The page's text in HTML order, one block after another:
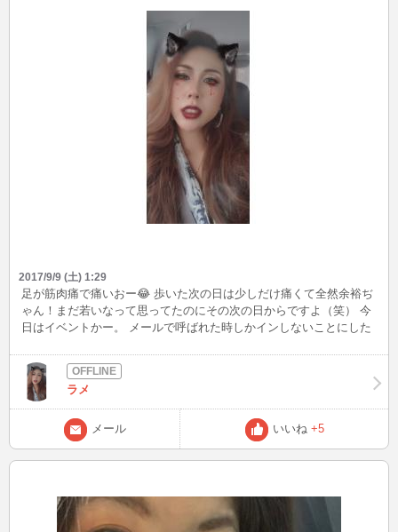
2017/9/9 (土) 1:29
足が筋肉痛で痛いおー😂 歩いた次の日は少しだけ痛くて全然余裕ぢ
ゃん！まだ若いなって思ってたのにその次の日からですよ（笑） 今
日はイベントかー。 メールで呼ばれた時しかインしないことにした
っ、全く来なくなります😂ブログだけは頑張って更新したいな♥色々
な出来事書くねん😆 あーぁ、この時間にラーメン食べちゃった😂目
の前にラーメン出されて食べなよって言われたら誰だって負けるだ
ろ、、、（泣）チクショー うわぁー今日は9月9日♥ ラメのプロフィ
ールの記念日のところにも記載してあるけど9月9日はラメの好きな
数字の日（笑）多分ねwこれ登録したとき10代の頃だからなに考えて
たか分からねー（笑） 今日も一日お疲れ様でした😊 明日も頑張りま
ラメ
メール いいね +5